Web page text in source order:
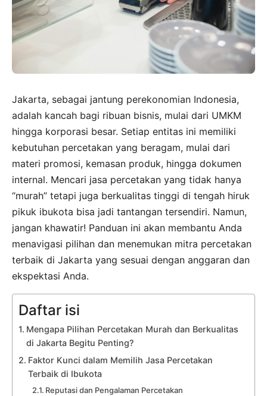
Jakarta, sebagai jantung perekonomian Indonesia,
adalah kancah bagi ribuan bisnis, mulai dari UMKM
hingga korporasi besar. Setiap entitas ini memiliki
kebutuhan percetakan yang beragam, mulai dari
materi promosi, kemasan produk, hingga dokumen
internal. Mencari jasa percetakan yang tidak hanya
“murah” tetapi juga berkualitas tinggi di tengah hiruk
pikuk ibukota bisa jadi tantangan tersendiri. Namun,
jangan khawatir! Panduan ini akan membantu Anda
menavigasi pilihan dan menemukan mitra percetakan
terbaik di Jakarta yang sesuai dengan anggaran dan
ekspektasi Anda.
Daftar isi
Mengapa Pilihan Percetakan Murah dan Berkualitas
di Jakarta Begitu Penting?
Faktor Kunci dalam Memilih Jasa Percetakan
Terbaik di Ibukota
Reputasi dan Pengalaman Percetakan